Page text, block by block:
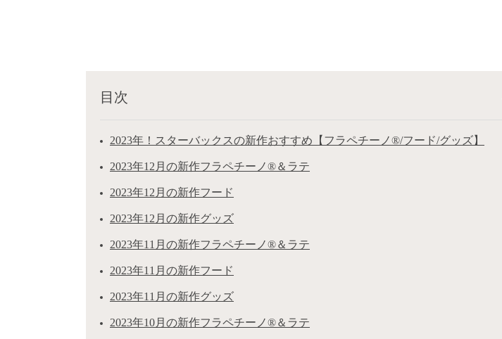
目次
2023年！スターバックスの新作おすすめ【フラペチーノ®/フード/グッズ】
2023年12月の新作フラペチーノ®＆ラテ
2023年12月の新作フード
2023年12月の新作グッズ
2023年11月の新作フラペチーノ®＆ラテ
2023年11月の新作フード
2023年11月の新作グッズ
2023年10月の新作フラペチーノ®＆ラテ